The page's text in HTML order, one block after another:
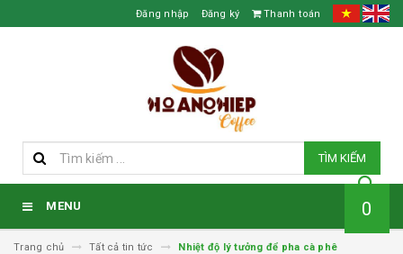
Đăng nhập Đăng ký Thanh toán
TÌM KIẾM
MENU 0
Trang chủ Tất cả tin tức Nhiệt độ lý tưởng để pha cà phê